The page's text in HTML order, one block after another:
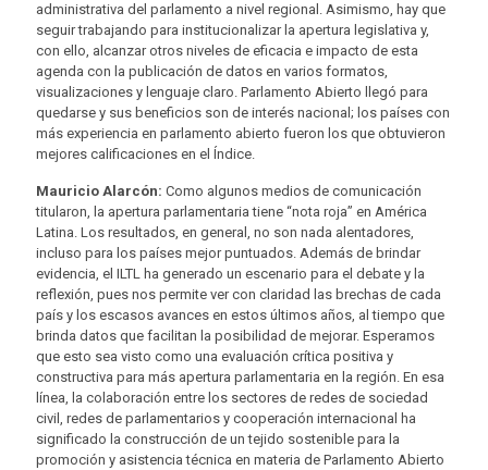
administrativa del parlamento a nivel regional. Asimismo, hay que
seguir trabajando para institucionalizar la apertura legislativa y,
con ello, alcanzar otros niveles de eficacia e impacto de esta
agenda con la publicación de datos en varios formatos,
visualizaciones y lenguaje claro. Parlamento Abierto llegó para
quedarse y sus beneficios son de interés nacional; los países con
más experiencia en parlamento abierto fueron los que obtuvieron
mejores calificaciones en el Índice.
Mauricio Alarcón: Como algunos medios de comunicación
titularon, la apertura parlamentaria tiene “nota roja” en América
Latina. Los resultados, en general, no son nada alentadores,
incluso para los países mejor puntuados. Además de brindar
evidencia, el ILTL ha generado un escenario para el debate y la
reflexión, pues nos permite ver con claridad las brechas de cada
país y los escasos avances en estos últimos años, al tiempo que
brinda datos que facilitan la posibilidad de mejorar. Esperamos
que esto sea visto como una evaluación crítica positiva y
constructiva para más apertura parlamentaria en la región. En esa
línea, la colaboración entre los sectores de redes de sociedad
civil, redes de parlamentarios y cooperación internacional ha
significado la construcción de un tejido sostenible para la
promoción y asistencia técnica en materia de Parlamento Abierto